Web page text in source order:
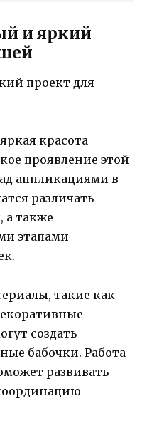
и яркий
красота
проявление этой
аппликациями в
различать
а также
этапами
такие как
создать
бабочки. Работа
развивать